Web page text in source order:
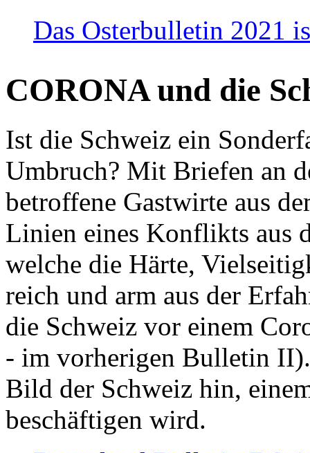
Das Osterbulletin 2021
CORONA und die
Ist die Schweiz ein
Umbruch? Mit Briefen an
betroffene Gastwirte aus
Linien eines Konflikts aus
welche die Härte,
reich und arm aus der
die Schweiz vor einem
- im vorherigen Bulletin
Bild der Schweiz hin,
beschäftigen wird.